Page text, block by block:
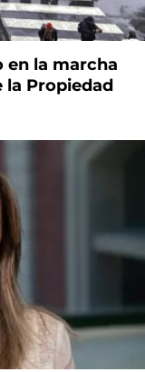
en la marcha
la Propiedad